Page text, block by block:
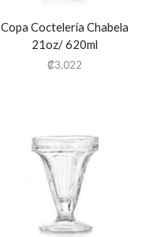
Copa Coctelería Chabela
21oz/ 620ml
₡3,022